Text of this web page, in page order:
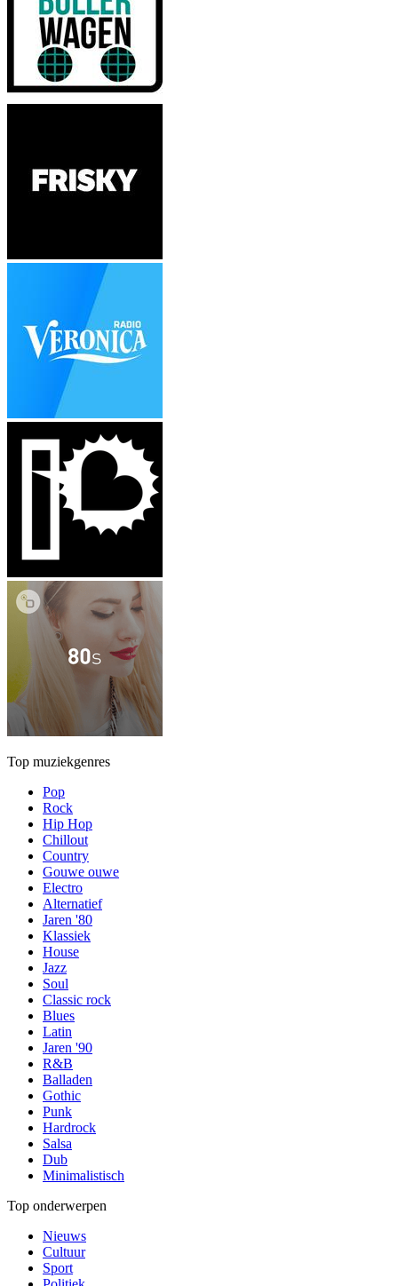
Top muziekgenres
Pop
Rock
Hip Hop
Chillout
Country
Gouwe ouwe
Electro
Alternatief
Jaren '80
Klassiek
House
Jazz
Soul
Classic rock
Blues
Latin
Jaren '90
R&B
Balladen
Gothic
Punk
Hardrock
Salsa
Dub
Minimalistisch
Top onderwerpen
Nieuws
Cultuur
Sport